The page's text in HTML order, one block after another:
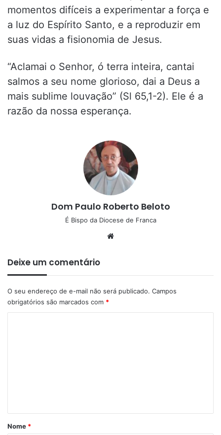
momentos difíceis a experimentar a força e
a luz do Espírito Santo, e a reproduzir em
suas vidas a fisionomia de Jesus.
“Aclamai o Senhor, ó terra inteira, cantai
salmos a seu nome glorioso, dai a Deus a
mais sublime louvação” (Sl 65,1-2). Ele é a
razão da nossa esperança.
Dom Paulo Roberto Beloto
É Bispo da Diocese de Franca
Deixe um comentário
O seu endereço de e-mail não será publicado. Campos
obrigatórios são marcados com *
rNome *